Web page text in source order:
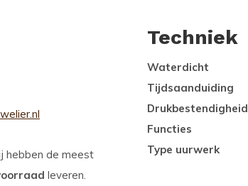
hebben de meest
leveren.
Techniek
Waterdicht
Tijdsaanduiding
Drukbestendigheid
Functies
Type uurwerk